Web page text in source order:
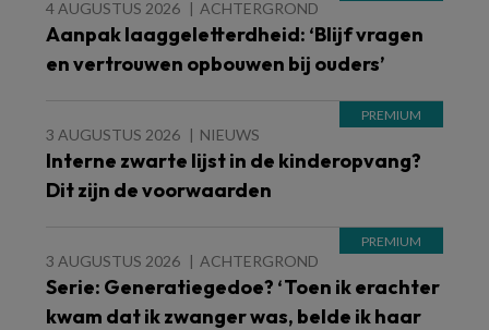
4 AUGUSTUS 2026 ACHTERGROND
Aanpak laaggeletterdheid: ‘Blijf vragen
en vertrouwen opbouwen bij ouders’
3 AUGUSTUS 2026 NIEUWS
Interne zwarte lijst in de kinderopvang?
Dit zijn de voorwaarden
3 AUGUSTUS 2026 ACHTERGROND
Serie: Generatiegedoe? ‘Toen ik erachter
kwam dat ik zwanger was, belde ik haar